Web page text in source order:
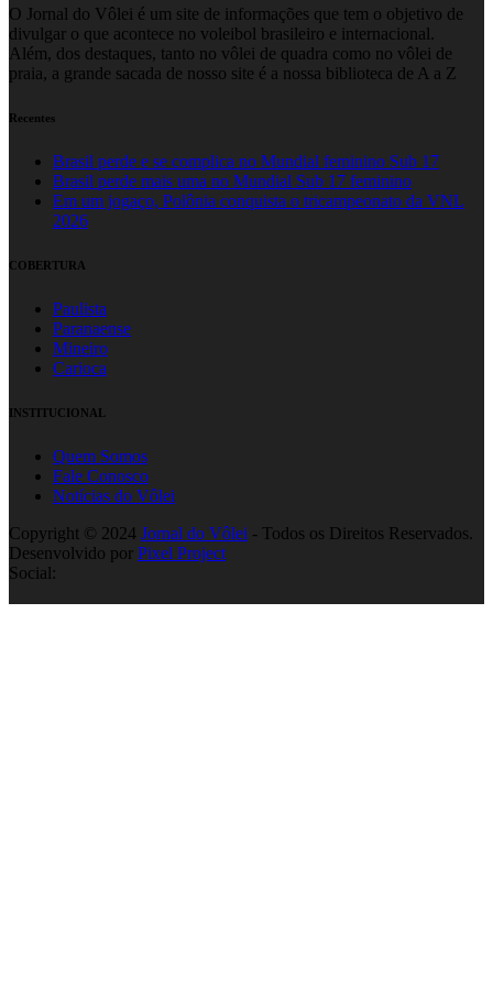
O Jornal do Vôlei é um site de informações que tem o objetivo de
divulgar o que acontece no voleibol brasileiro e internacional.
Além, dos destaques, tanto no vôlei de quadra como no vôlei de
praia, a grande sacada de nosso site é a nossa biblioteca de A a Z
Recentes
Brasil perde e se complica no Mundial feminino Sub 17
Brasil perde mais uma no Mundial Sub 17 feminino
Em um jogaço, Polônia conquista o tricampeonato da VNL
2026
COBERTURA
Paulista
Paranaense
Mineiro
Carioca
INSTITUCIONAL
Quem Somos
Fale Conosco
Notícias do Vôlei
Copyright © 2024 Jornal do Vôlei - Todos os Direitos Reservados.
Desenvolvido por Pixel Project
Social: